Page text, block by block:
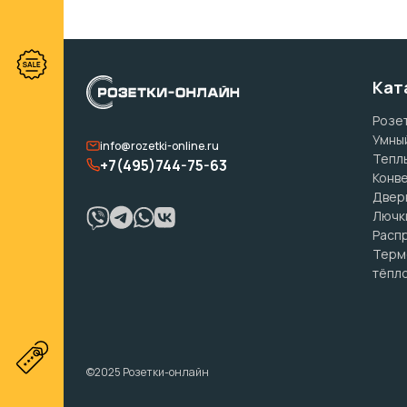
info@rozetki-online.ru
+7(495)744-75-63
©2025 Розетки-онлайн